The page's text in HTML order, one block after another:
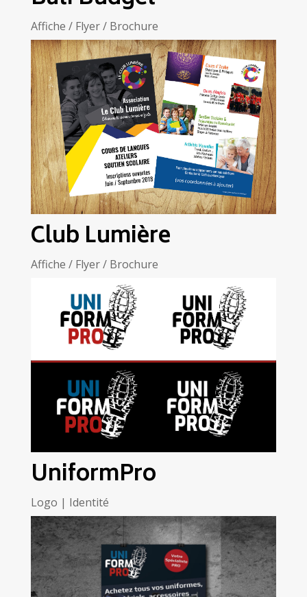
Affiche / Flyer / Brochure
Club Lumière
Affiche / Flyer / Brochure
UniformPro
Logo | Identité